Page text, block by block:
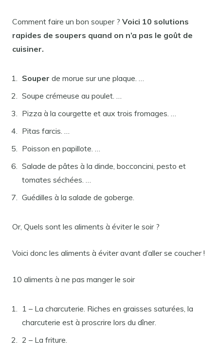
Comment faire un bon souper ? Voici 10 solutions
rapides de soupers quand on n’a pas le goût de
cuisiner.
Souper de morue sur une plaque. …
Soupe crémeuse au poulet. …
Pizza à la courgette et aux trois fromages. …
Pitas farcis. …
Poisson en papillote. …
Salade de pâtes à la dinde, bocconcini, pesto et
tomates séchées. …
Guédilles à la salade de goberge.
Or, Quels sont les aliments à éviter le soir ?
Voici donc les aliments à éviter avant d’aller se coucher !
10 aliments à ne pas manger le soir
1 – La charcuterie. Riches en graisses saturées, la
charcuterie est à proscrire lors du dîner.
2 – La friture.